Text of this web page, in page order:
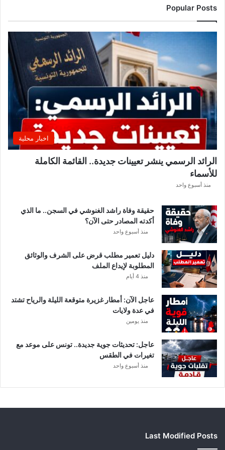
Popular Posts
اخبار محلية
الرائد الرسمي ينشر تعيينات جديدة.. القائمة الكاملة
للأسماء
منذ أسبوع واحد
حقيقة وفاة راشد الغنوشي في السجن.. ما الذي
أكدته المصادر حتى الآن؟
منذ أسبوع واحد
دليل تعمير مطلب قرض على الشرف والوثائق
المطلوبة لإيداع الملف
منذ 4 أيام
عاجل الآن: أمطار غزيرة متوقعة الليلة والرياح تشتد
في عدة ولايات
منذ يومين
عاجل: تحديثات جوية جديدة.. تونس على موعد مع
تغيرات في الطقس
منذ أسبوع واحد
Last Modified Posts